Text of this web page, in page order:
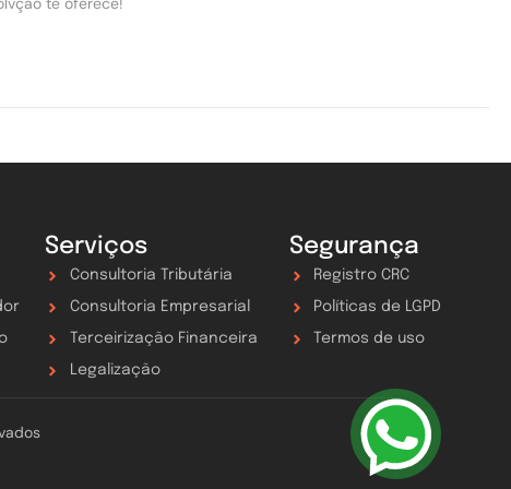
Serviços
Consultoria Tributária
Consultoria Empresarial
Terceirização Financeira
Legalização
Segurança
Registro CRC
Políticas de LGPD
Termos de uso